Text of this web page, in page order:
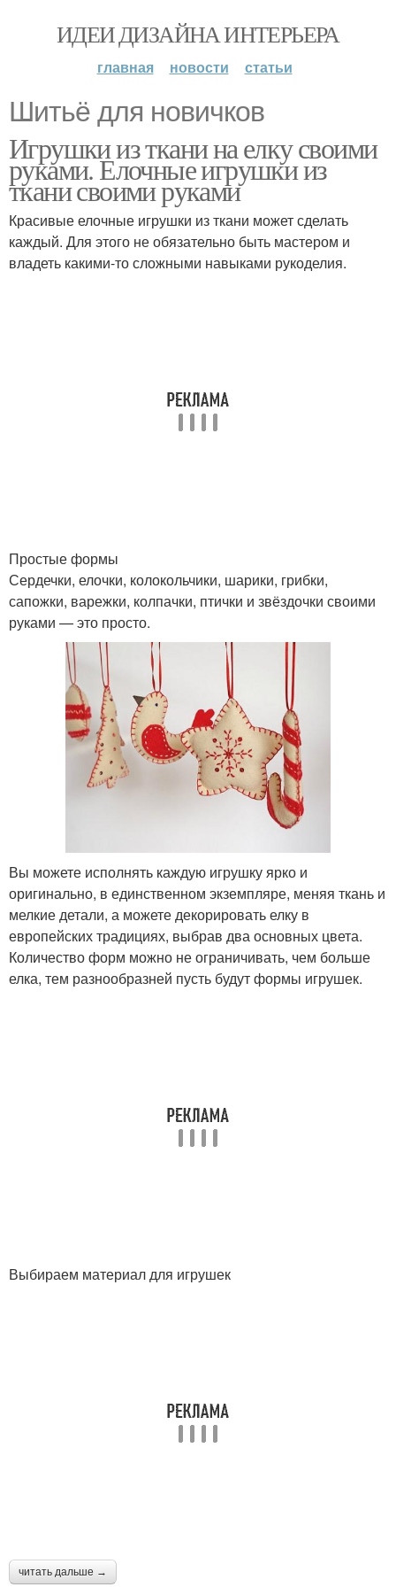
ИДЕИ ДИЗАЙНА ИНТЕРЬЕРА
главная новости статьи
Шитьё для новичков
Игрушки из ткани на елку своими
руками. Елочные игрушки из
ткани своими руками
Красивые елочные игрушки из ткани может сделать
каждый. Для этого не обязательно быть мастером и
владеть какими-то сложными навыками рукоделия.
Простые формы
Сердечки, елочки, колокольчики, шарики, грибки,
сапожки, варежки, колпачки, птички и звёздочки своими
руками — это просто.
Вы можете исполнять каждую игрушку ярко и
оригинально, в единственном экземпляре, меняя ткань и
мелкие детали, а можете декорировать елку в
европейских традициях, выбрав два основных цвета.
Количество форм можно не ограничивать, чем больше
елка, тем разнообразней пусть будут формы игрушек.
Выбираем материал для игрушек
читать дальше →